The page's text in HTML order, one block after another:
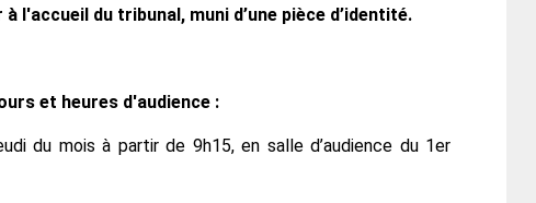
l'accueil du tribunal, muni d’une pièce d’identité.
et heures d'audience :
du mois à partir de 9h15, en salle d’audience du 1er